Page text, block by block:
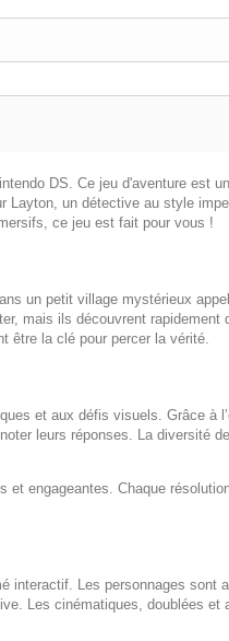
DS. Ce jeu d'aventure est
un détective au style
ce jeu est fait pour vous !
un petit village mystérieux
mais ils découvrent rapidement
être la clé pour percer la vérité.
et aux défis visuels. Grâce à
leurs réponses. La diversité
engageantes. Chaque
interactif. Les personnages sont
Les cinématiques, doublées